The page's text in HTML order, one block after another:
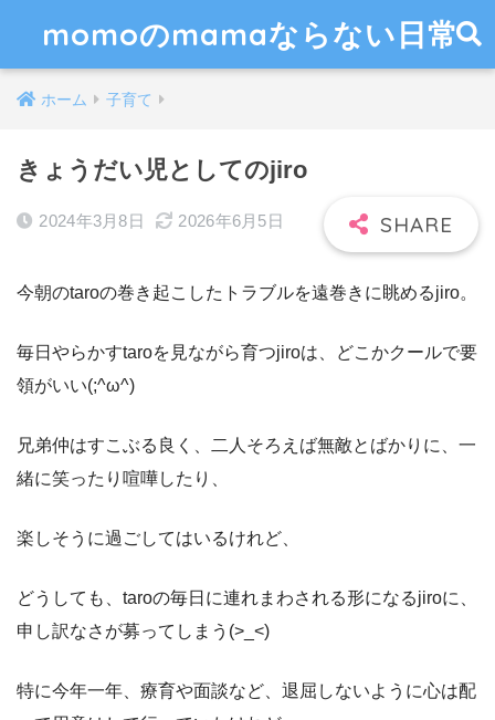
momoのmamaならない日常
ホーム 子育て
きょうだい児としてのjiro
2024年3月8日 2026年6月5日
今朝のtaroの巻き起こしたトラブルを遠巻きに眺めるjiro。
毎日やらかすtaroを見ながら育つjiroは、どこかクールで要
領がいい(;^ω^)
兄弟仲はすこぶる良く、二人そろえば無敵とばかりに、一
緒に笑ったり喧嘩したり、
楽しそうに過ごしてはいるけれど、
どうしても、taroの毎日に連れまわされる形になるjiroに、
申し訳なさが募ってしまう(>_<)
特に今年一年、療育や面談など、退屈しないように心は配